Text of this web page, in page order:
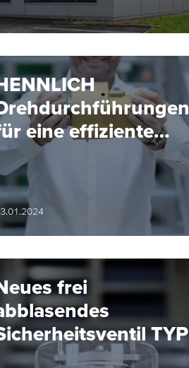
eine effiziente
frei
TYP
06C02